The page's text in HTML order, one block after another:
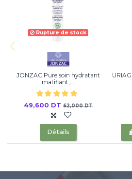
Rupture de stock
JONZAC Pure soin hydratant
matifiant,...
49,600 DT62,000 DT
Détails